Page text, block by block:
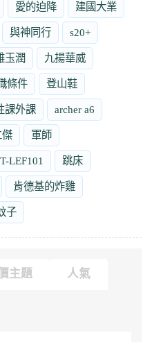
愛的迫降 建國大業
與神同行 s20+
玉潤 九揚華威
條件 登山鞋
課外課 archer a6
傑 軍師
LEF101 跳床
肯德基的炸雞
子
主題 人氣